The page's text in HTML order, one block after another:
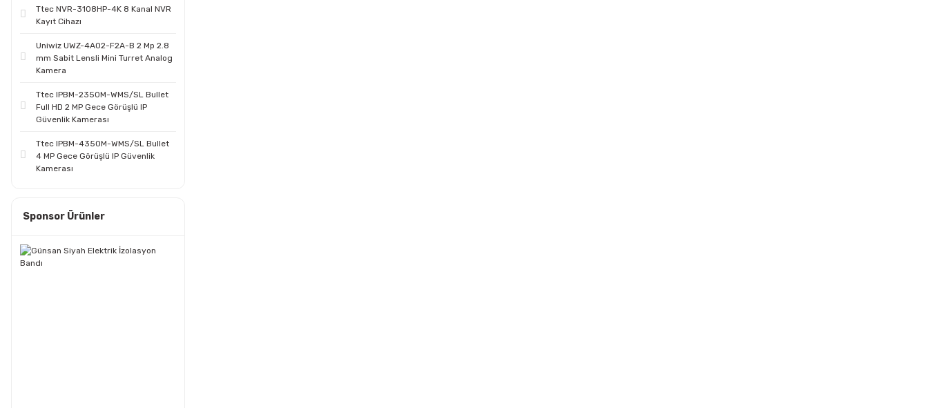
Ttec NVR-3108HP-4K 8 Kanal NVR
Kayıt Cihazı
Uniwiz UWZ-4A02-F2A-B 2 Mp 2.8
mm Sabit Lensli Mini Turret Analog
Kamera
Ttec IPBM-2350M-WMS/SL Bullet
Full HD 2 MP Gece Görüşlü IP
Güvenlik Kamerası
Ttec IPBM-4350M-WMS/SL Bullet
4 MP Gece Görüşlü IP Güvenlik
Kamerası
Sponsor Ürünler